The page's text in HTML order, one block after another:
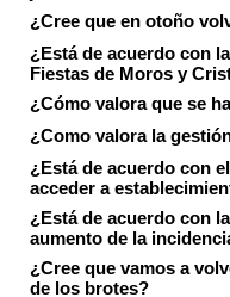
¿Cree que en otoño
¿Está de acuerdo con
Fiestas de Moros y
¿Cómo valora que se
¿Como valora la
¿Está de acuerdo con
acceder a
¿Está de acuerdo con
aumento de la
¿Cree que vamos a
de los brotes?